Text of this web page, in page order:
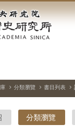
分類瀏覽 書目列表
分類瀏覽